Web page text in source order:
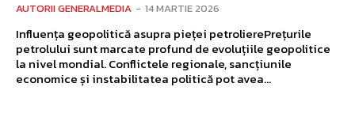
AUTORII GENERALMEDIA - 14 MARTIE 2026
Influența geopolitică asupra pieței petrolierePrețurile
petrolului sunt marcate profund de evoluțiile geopolitice
la nivel mondial. Conflictele regionale, sancțiunile
economice și instabilitatea politică pot avea...